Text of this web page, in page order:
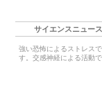
サイエンスニュース
強い恐怖によるストレス
す。交感神経による活動